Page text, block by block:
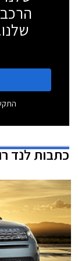
כתבותלנד